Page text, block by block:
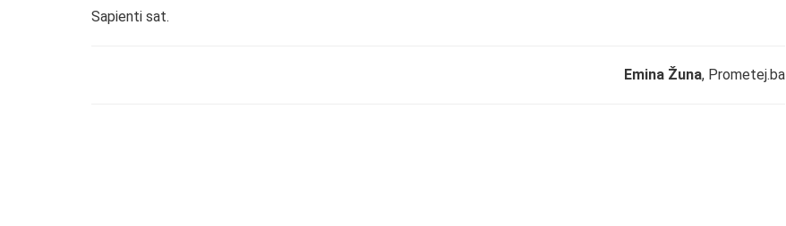
Sapienti sat.
Emina Žuna, Prometej.ba